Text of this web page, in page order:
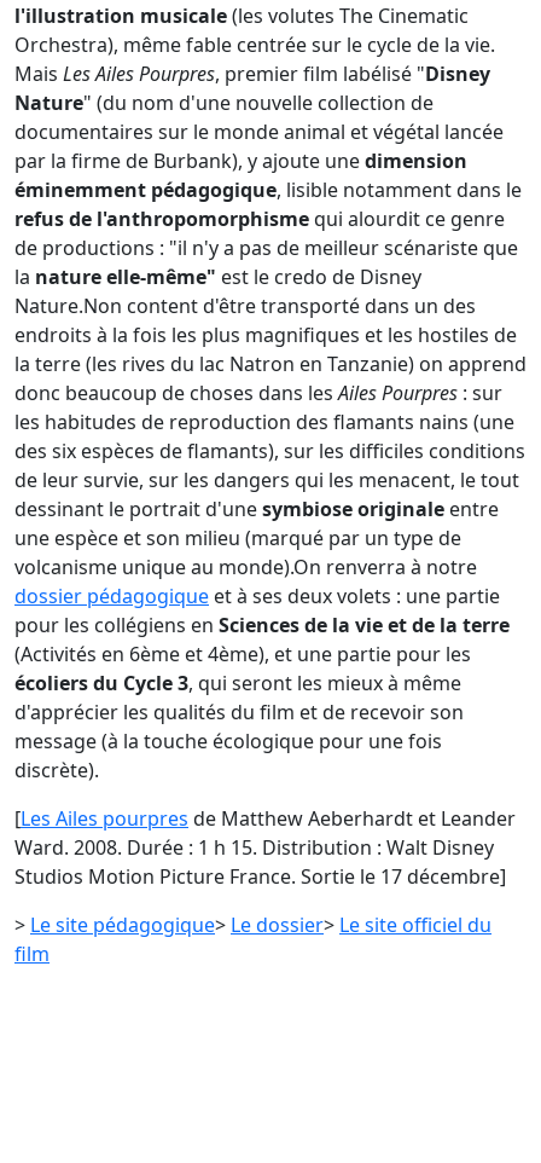
l'illustration musicale(les volutes The Cinematic
Orchestra), même fable centrée sur le cycle de la vie.
Mais Les Ailes Pourpres, premier film labélisé "Disney
Nature" (du nom d'une nouvelle collection de
documentaires sur le monde animal et végétal lancée
par la firme de Burbank), y ajoute unedimension
éminemment pédagogique, lisible notamment dans le
refus de l'anthropomorphismequi alourdit ce genre
de productions : "il n'y a pas de meilleur scénariste que
la nature elle-même" est le credo de Disney
Nature.Non content d'être transporté dans un des
endroits à la fois les plus magnifiques et les hostiles de
la terre (les rives du lac Natron en Tanzanie) on apprend
donc beaucoup de choses dans lesAiles Pourpres : sur
les habitudes de reproduction des flamants nains (une
des six espèces de flamants), sur les difficiles conditions
de leur survie, sur les dangers qui les menacent, le tout
dessinant le portrait d'unesymbiose originale entre
une espèce et son milieu (marqué par un type de
volcanisme unique au monde).On renverra à notre
dossier pédagogique et à ses deux volets : une partie
pour les collégiens en Sciences de la vie et de la terre
(Activités en 6ème et 4ème), et une partie pour les
écoliers du Cycle 3, qui seront les mieux à même
d'apprécier les qualités du film et de recevoir son
message (à la touche écologique pour une fois
discrète).
[Les Ailes pourpres de Matthew Aeberhardt et Leander
Ward. 2008. Durée : 1 h 15. Distribution : Walt Disney
Studios Motion Picture France. Sortie le 17 décembre]
> Le site pédagogique> Le dossier> Le site officiel du
film